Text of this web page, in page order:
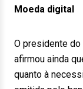
Moeda digital
O presidente
afirmou ainda
quanto à